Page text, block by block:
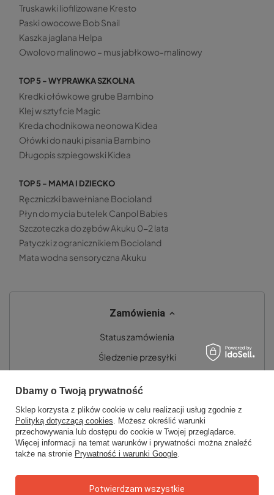
Truskawki liofilizowane Kresto
Paski owocowe Bob Snail
Kaszka jaglana Helpa
Owolovo malinowo – mus jabłkowo-malinowy
TOP 5 - WYPRAWKA SZKOLNA
Kredki ołówkowe grube Bambino
Klej w sztyfcie Magic
Kreda chodnikowa neonowa Kidea
Ołówki do nauki pisania Bambino
Długopis szpiegowski Kidea
TOP 5 - MAMA I DZIECKO
Ręczniczki bawełniane Bocioland
Płyn do mycia butelek Canpol Babies
Szczoteczka do zębów Akuku 0-2 lata
Patyczki z ogranicznikiem Bocioland
Mata wodna sensoryczna Akuku
Zamówienia
Status zamówienia
Śledzenie przesyłki
Chcę zwrócić produkt
Chcę wymienić towar
Kontakt
Dbamy o Twoją prywatność
Sklep korzysta z plików cookie w celu realizacji usług zgodnie z
Polityką dotyczącą cookies. Możesz określić warunki
przechowywania lub dostępu do cookie w Twojej przeglądarce.
Więcej informacji na temat warunków i prywatności można znaleźć
także na stronie Prywatność i warunki Google.
Potwierdzam wszystkie